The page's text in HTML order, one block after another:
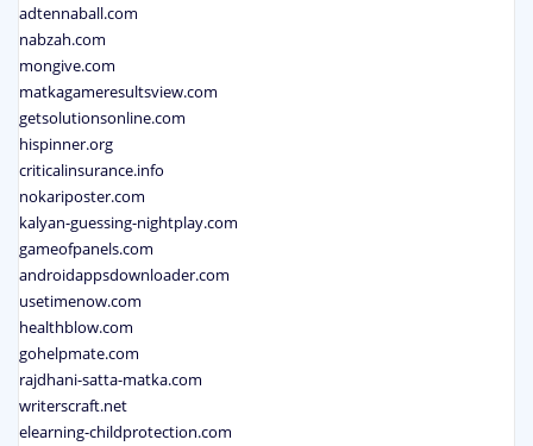
adtennaball.com
nabzah.com
mongive.com
matkagameresultsview.com
getsolutionsonline.com
hispinner.org
criticalinsurance.info
nokariposter.com
kalyan-guessing-nightplay.com
gameofpanels.com
androidappsdownloader.com
usetimenow.com
healthblow.com
gohelpmate.com
rajdhani-satta-matka.com
writerscraft.net
elearning-childprotection.com